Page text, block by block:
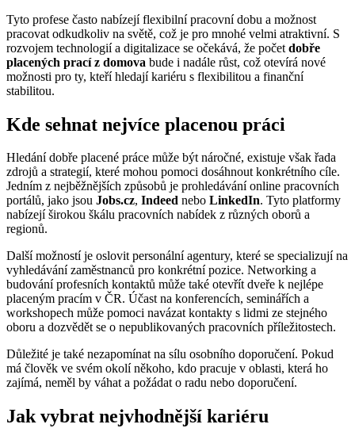
Tyto profese často nabízejí flexibilní pracovní dobu a možnost
pracovat odkudkoliv na světě, což je pro mnohé velmi atraktivní. S
rozvojem technologií a digitalizace se očekává, že počet dobře
placených prací z domova bude i nadále růst, což otevírá nové
možnosti pro ty, kteří hledají kariéru s flexibilitou a finanční
stabilitou.
Kde sehnat nejvíce placenou práci
Hledání dobře placené práce může být náročné, existuje však řada
zdrojů a strategií, které mohou pomoci dosáhnout konkrétního cíle.
Jedním z nejběžnějších způsobů je prohledávání online pracovních
portálů, jako jsou Jobs.cz, Indeed nebo LinkedIn. Tyto platformy
nabízejí širokou škálu pracovních nabídek z různých oborů a
regionů.
Další možností je oslovit personální agentury, které se specializují na
vyhledávání zaměstnanců pro konkrétní pozice. Networking a
budování profesních kontaktů může také otevřít dveře k nejlépe
placeným pracím v ČR. Účast na konferencích, seminářích a
workshopech může pomoci navázat kontakty s lidmi ze stejného
oboru a dozvědět se o nepublikovaných pracovních příležitostech.
Důležité je také nezapomínat na sílu osobního doporučení. Pokud
má člověk ve svém okolí někoho, kdo pracuje v oblasti, která ho
zajímá, neměl by váhat a požádat o radu nebo doporučení.
Jak vybrat nejvhodnější kariéru